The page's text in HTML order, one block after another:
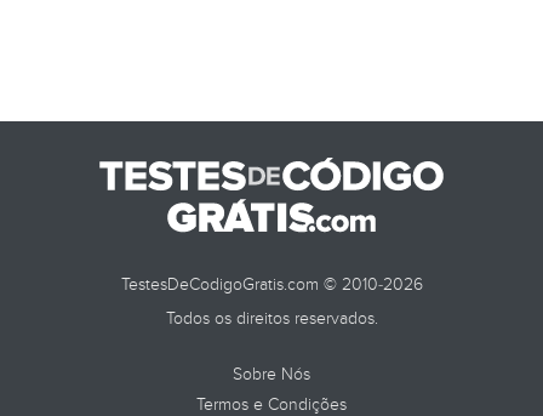
TestesDeCodigoGratis.com © 2010-2026
Todos os direitos reservados.
Sobre Nós
Termos e Condições